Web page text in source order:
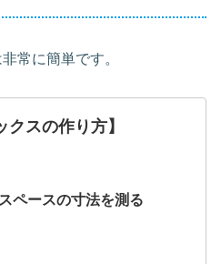
常に簡単です。
クスの作り方】
ペースの寸法を測る